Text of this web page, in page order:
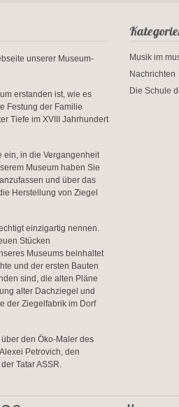
unserer Museum-
erstanden ist, wie es
Festung der Familie
Tiefe im XVIII Jahrhundert
ein, in die Vergangenheit
Museum haben Sie
und über das
Herstellung von Ziegel
einzigartig nennen.
Stücken
Museums beinhaltet
und der ersten Bauten
sind, die alten Pläne
alter Dachziegel und
der Ziegelfabrik im Dorf
den Öko-Maler des
Petrovich, den
Tatar ASSR.
Musik im
Nachrichten
Die Schule